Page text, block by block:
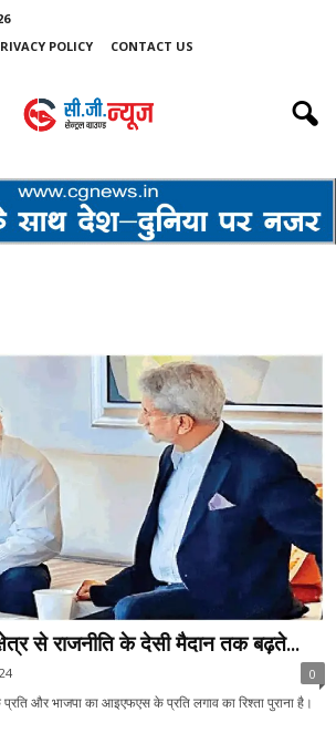
POLICY CONTACT US
से राजनीति के देसी मैदान तक बढ़ते...
0
और भाजपा का आइएफएस के प्रति लगाव का रिश्ता पुराना है।